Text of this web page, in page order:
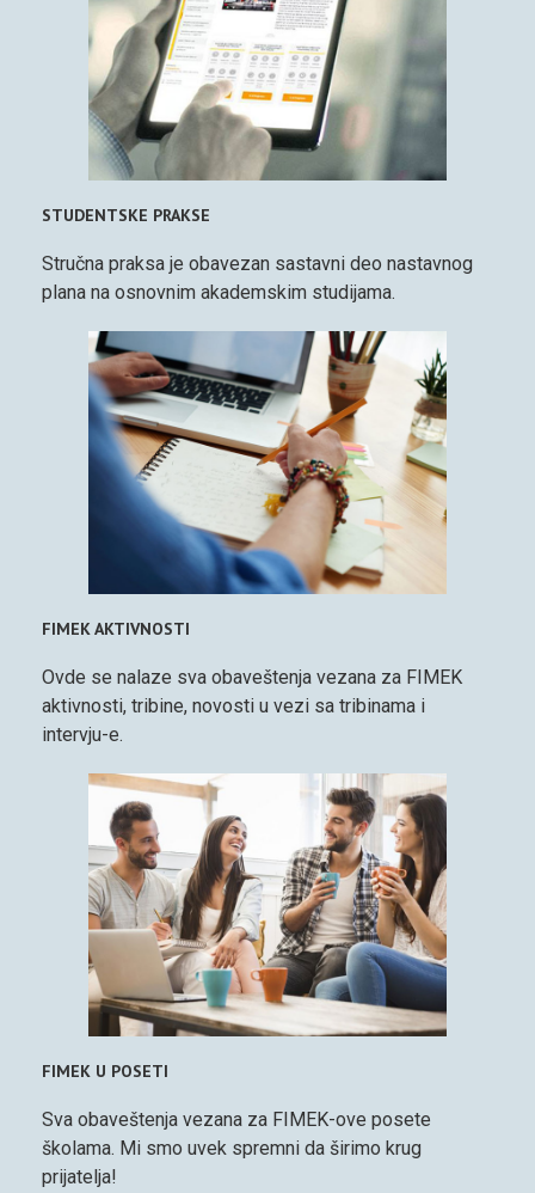
STUDENTSKE PRAKSE
Stručna praksa je obavezan sastavni deo nastavnog
plana na osnovnim akademskim studijama.
FIMEK AKTIVNOSTI
Ovde se nalaze sva obaveštenja vezana za FIMEK
aktivnosti, tribine, novosti u vezi sa tribinama i
intervju-e.
FIMEK U POSETI
Sva obaveštenja vezana za FIMEK-ove posete
školama. Mi smo uvek spremni da širimo krug
prijatelja!